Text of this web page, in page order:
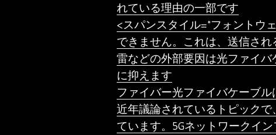
れている理由の一部です
<スパンスタイル="フォントウ
できません。これは、送信さ
雷などの外部要因は光ファイ
に抑えます
ファイバー光ファイバケーブ
近年議論されているトピック
ています。5Gネットワークイ